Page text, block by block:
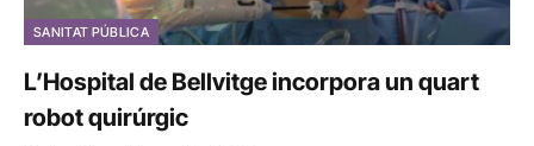
SANITAT PÚBLICA
L’Hospital de Bellvitge incorpora un quart
robot quirúrgic